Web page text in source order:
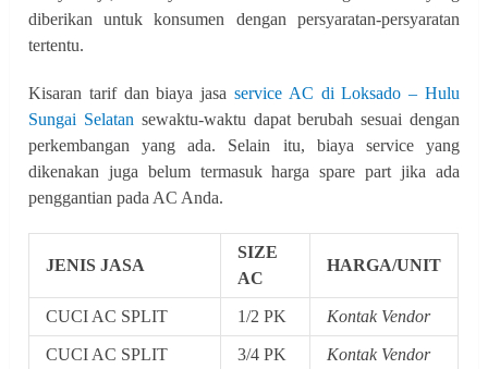
diberikan untuk konsumen dengan persyaratan-persyaratan
tertentu.
Kisaran tarif dan biaya jasa service AC di Loksado – Hulu
Sungai Selatan sewaktu-waktu dapat berubah sesuai dengan
perkembangan yang ada. Selain itu, biaya service yang
dikenakan juga belum termasuk harga spare part jika ada
penggantian pada AC Anda.
JENIS JASA
SIZE
AC
HARGA/UNIT
CUCI AC SPLIT 1/2 PK Kontak Vendor
CUCI AC SPLIT 3/4 PK Kontak Vendor